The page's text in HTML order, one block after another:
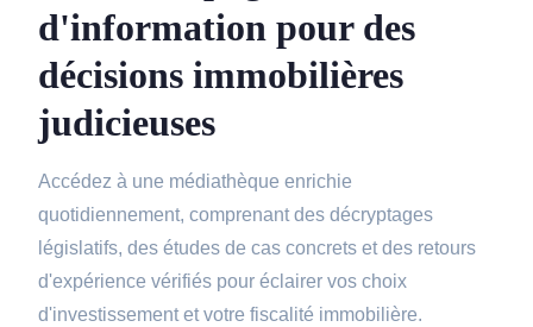
d'information pour des
décisions immobilières
judicieuses
Accédez à une médiathèque enrichie
quotidiennement, comprenant des décryptages
législatifs, des études de cas concrets et des retours
d'expérience vérifiés pour éclairer vos choix
d'investissement et votre fiscalité immobilière.